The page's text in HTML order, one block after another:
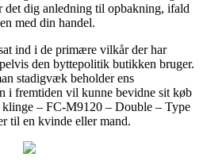
det dig anledning til opbakning, ifald
med din handel.
ind i de primære vilkår der har
den byttepolitik butikken bruger.
stadigvæk beholder ens
i fremtiden vil kunne bevidne sit køb
– FC-M9120 – Double – Type
til en kvinde eller mand.